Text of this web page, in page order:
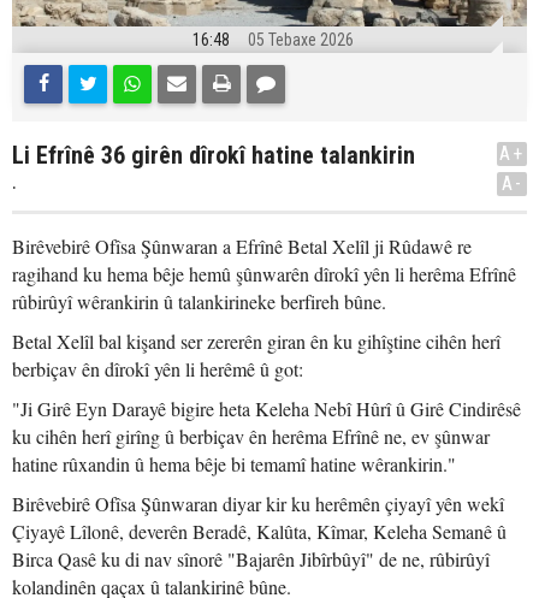
16:48 05 Tebaxe 2026
Li Efrînê 36 girên dîrokî hatine talankirin
.
A+
A-
Birêvebirê Ofîsa Şûnwaran a Efrînê Betal Xelîl ji Rûdawê re
ragihand ku hema bêje hemû şûnwarên dîrokî yên li herêma Efrînê
rûbirûyî wêrankirin û talankirineke berfireh bûne.
Betal Xelîl bal kişand ser zererên giran ên ku gihîştine cihên herî
berbiçav ên dîrokî yên li herêmê û got:
"Ji Girê Eyn Darayê bigire heta Keleha Nebî Hûrî û Girê Cindirêsê
ku cihên herî girîng û berbiçav ên herêma Efrînê ne, ev şûnwar
hatine rûxandin û hema bêje bi temamî hatine wêrankirin."
Birêvebirê Ofîsa Şûnwaran diyar kir ku herêmên çiyayî yên wekî
Çiyayê Lîlonê, deverên Beradê, Kalûta, Kîmar, Keleha Semanê û
Birca Qasê ku di nav sînorê "Bajarên Jibîrbûyî" de ne, rûbirûyî
kolandinên qaçax û talankirinê bûne.